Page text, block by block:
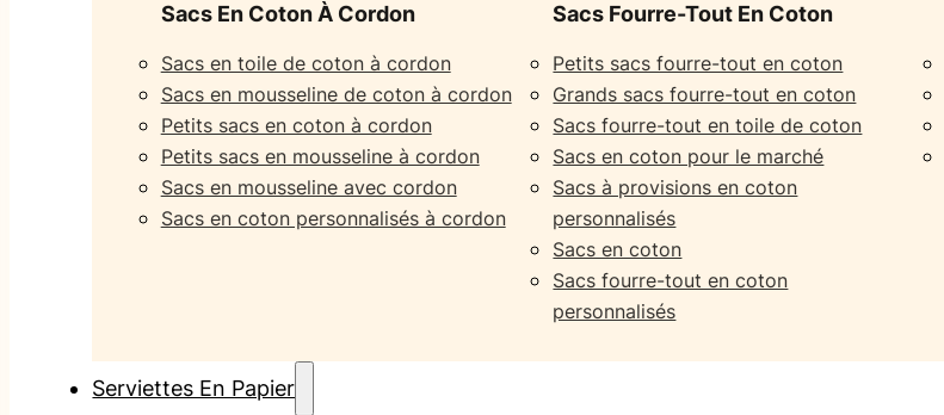
Sacs En Coton À Cordon
Sacs en toile de coton à cordon
Sacs en mousseline de coton à cordon
Petits sacs en coton à cordon
Petits sacs en mousseline à cordon
Sacs en mousseline avec cordon
Sacs en coton personnalisés à cordon
Sacs Fourre-Tout En Coton
Petits sacs fourre-tout en coton
Grands sacs fourre-tout en coton
Sacs fourre-tout en toile de coton
Sacs en coton pour le marché
Sacs à provisions en coton
personnalisés
Sacs en coton
Sacs fourre-tout en coton
personnalisés
Serviettes En Papier